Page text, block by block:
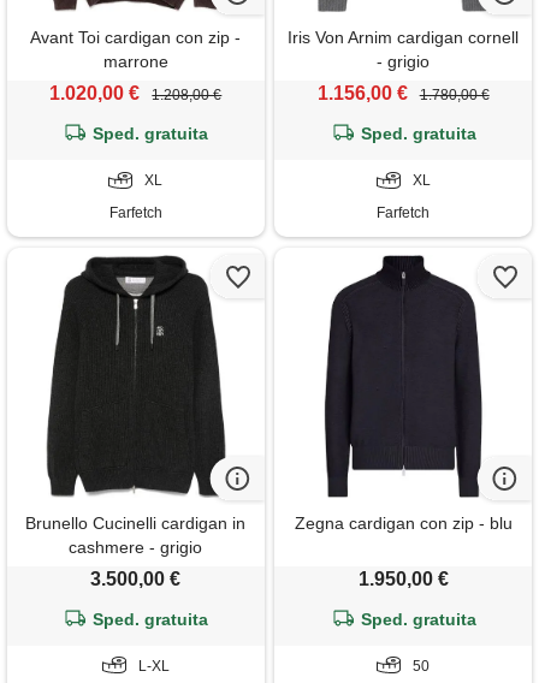
Avant Toi cardigan con zip -
marrone
1.020,00 € 1.208,00 €
Sped. gratuita
XL
Farfetch
Iris Von Arnim cardigan cornell
- grigio
1.156,00 € 1.780,00 €
Sped. gratuita
XL
Farfetch
Brunello Cucinelli cardigan in
cashmere - grigio
3.500,00 €
Sped. gratuita
L-XL
Zegna cardigan con zip - blu
1.950,00 €
Sped. gratuita
50